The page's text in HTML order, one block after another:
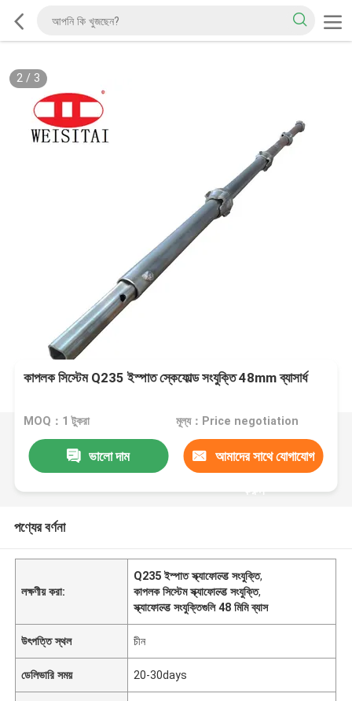
2/ 3
কাপলক সিস্টেম Q235 ইস্পাত স্কেফোল্ড সংযুক্তি 48mm ব্যাসার্ধ
MOQ：1 টুকরা মূল্য：Price negotiation
ভালো দাম আমাদের সাথে যোগাযোগ
করুন
পণ্যের বর্ণনা
লক্ষণীয় করা:
Q235 ইস্পাত স্ক্যাফোल्ड সংযুক্তি,
কাপলক সিস্টেম স্ক্যাফোल्ड সংযুক্তি,
স্ক্যাফোल्ड সংযুক্তিগুলি 48 মিমি ব্যাস
উৎপত্তি স্থল চীন
ডেলিভারি সময় 20-30days